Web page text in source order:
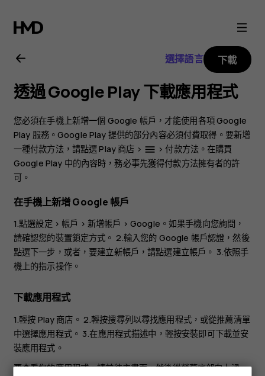
Nokia
1.4
用
戶
指
南
選擇語言 下載
透過 Google Play 下載應用程式
您必須在手機上新增一個 Google 帳戶，才能使用各項 Google
Play 服務。Google Play 提供的部分內容必須付費取得。要新增
一種付款方法，請點選Play 商店 > menu > 付款方法。在購買
Google Play 中的內容時，務必事先獲得付款方法擁有者的許
可。
在手機上新增 Google 帳戶
1.點選設定 > 帳戶 > 新增帳戶 > Google 。如果手機向您詢問，
請確認您的裝置鎖定方式。 2.輸入您的 Google 帳戶認證，然後
點選下一步 ，或者，要建立新帳戶，請點選建立帳戶 。 3.依照手
機上的指示操作。
下載應用程式
1.輕按 Play 商店 。 2.輕按搜尋列以尋找應用程式，或從推薦清單
中選擇應用程式。 3.在應用程式描述中，輕按安裝即可下載並安
裝應用程式。
要查看您的應用程式，請前往主畫面，然後從螢幕底部向上滑